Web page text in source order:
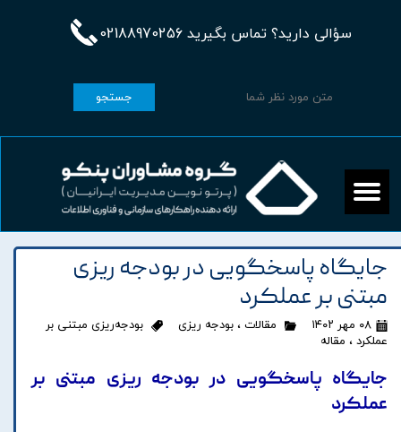
سؤالی دارید؟ تماس بگیرید 02188970256
جستجو
جایگاه پاسخگویی در بودجه ریزی
مبتنی بر عملکرد
۰۸ مهر ۱۴۰۲ مقالات ، بودجه ریزی
بودجه‌ریزی مبتنی بر
عملکرد ، مقاله
جایگاه پاسخگویی در بودجه ریزی مبتنی بر
عملکرد